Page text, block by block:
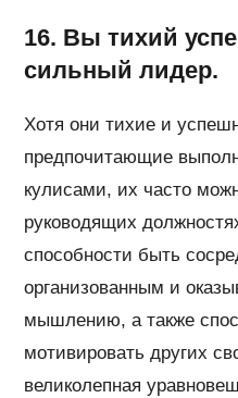
16. Вы тихий
сильный лидер.
Хотя они тихие и
предпочитающие
кулисами, их часто
руководящих
способности быть
организованным и
мышлению, а также
мотивировать других
великолепная